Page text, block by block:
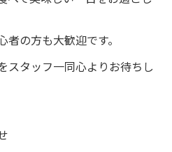
の方も大歓迎です。
スタッフ一同心よりお待ちし